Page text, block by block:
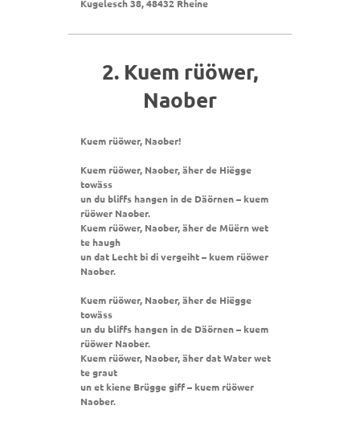
Kugelesch 38, 48432 Rheine
2. Kuem rüöwer,
Naober
Kuem rüöwer, Naober!
Kuem rüöwer, Naober, äher de Hiëgge
towäss
un du bliffs hangen in de Däörnen – kuem
rüöwer Naober.
Kuem rüöwer, Naober, äher de Müërn wet
te haugh
un dat Lecht bi di vergeiht – kuem rüöwer
Naober.
Kuem rüöwer, Naober, äher de Hiëgge
towäss
un du bliffs hangen in de Däörnen – kuem
rüöwer Naober.
Kuem rüöwer, Naober, äher dat Water wet
te graut
un et kiene Brügge giff – kuem rüöwer
Naober.